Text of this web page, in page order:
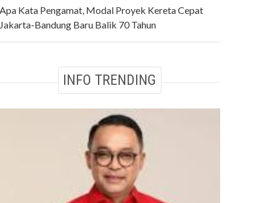
Kata Pengamat, Modal Proyek Kereta Cepat
Bandung Baru Balik 70 Tahun
INFO TRENDING